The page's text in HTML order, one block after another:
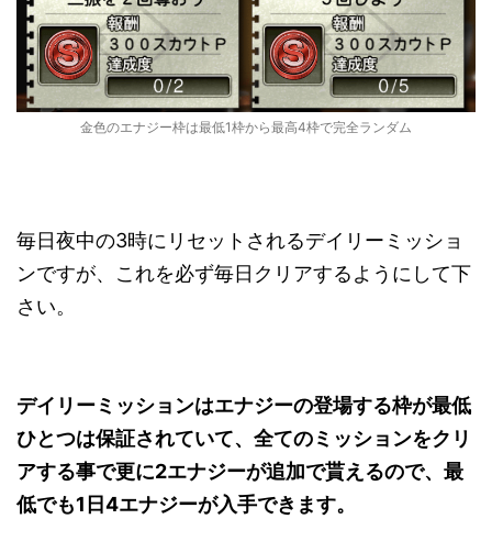
金色のエナジー枠は最低1枠から最高4枠で完全ランダム
毎日夜中の3時にリセットされるデイリーミッショ
ンですが、これを必ず毎日クリアするようにして下
さい。
デイリーミッションはエナジーの登場する枠が最低
ひとつは保証されていて、全てのミッションをクリ
アする事で更に2エナジーが追加で貰えるので、最
低でも1日4エナジーが入手できます。